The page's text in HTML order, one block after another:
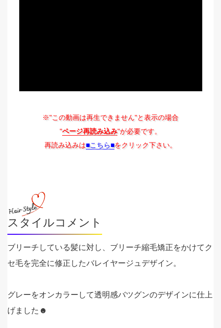
※"この動画は再生できません"と表示の場合
"ページ再読み込み"が必要です。
再読み込みは■こちら■をクリック下さい。
スタイルコメント
ブリーチしている髪に対し、ブリーチ縮毛矯正をかけてク
セ毛を完全に修正したバレイヤージュデザイン。
グレーをオンカラーして透明感バツグンのデザインに仕上
げました☻